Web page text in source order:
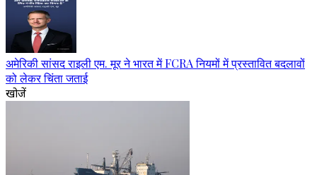
अमेरिकी सांसद राइली एम. मूर ने भारत में FCRA नियमों में प्रस्तावित बदलावों
को लेकर चिंता जताई
खोजें